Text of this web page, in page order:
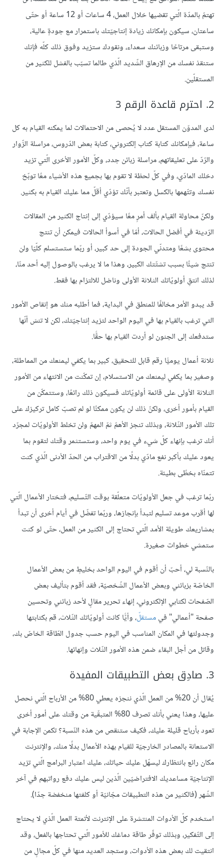
تهتمّ بالمدّة الّتي تقضيها خلال العمل، 4 ساعات أو 12 ساعة أو حتّى
ساعتان، سيكون بإمكانك زيادة إنتاجيّتك باستمرار مع جودةٍ عالية،
وستبقى مرتاحًا وزبائنك سعداء، ونقودك ستزيد وفوق ذلك كلّه فإنك
ستنقذ نفسك من الإرهاق الشّديد الّذي طالما تسبّب بالفشل للكثير من
المستقلّين.
2. احترم قاعدة الرقم 3
لدى المدوّن المستقل عدد لا يُحصى من الاحتمالات لما يمكنه القيام به كل
ساعة، فبإمكانك كتابة كتاب إلكتروني، كتابة بعض الدّروس، مراسلة الزّوار
والرّدّ على تعليقاتهم، مراسلة زبائن جدد، وكلّ الأمور الأخرى الّتي تزيد
دخلك المادّي، وفي كلّ لحظة لا تقوم بها بجميع هذه الأشياء معًا توبّخ
نفسك وتتّهمها بالكسل وتعتبر بأنّك تؤدّي أقلّ مما عليك القيام به بكثير.
ولكنّ محاولة القيام بألف أمرٍ معًا سيؤدّي إلى إنتاج الكثير من المقالات
الرّديئة في أفضل الحالات، أمّا في أسوأ الحالات فيمكن أن تنتج
محتوى بشعًا ومتدنّي الجودة إلى حد كبير، أو ربّما ستستسلم كلّيّا ولن
تنتج شيئًا بسبب تشتّتك الكبير، وهذا ما لا يرغب بالوصول إليه أحد منّا،
لذلك انتقِ أولويّاتك الثلاثة الأولى وناضل للالتزام بها فقط.
قد يبدو الأمر مخالفًا للمنطق في البداية، فما أطلبه منك هو إنقاص الأمور
التي ترغب بالقيام بها في اليوم الواحد لتزيد إنتاجيّتك، لكن لا تنسَ أنّها
ستدفعك إلى الجنون لو أردت القيام بها حقًّا.
ثلاثة أعمال يوميًّا رقم قابل للتحقيق، كبير بما يكفي ليمنعك من المماطلة،
وصغير بما يكفي ليمنعك من الاستسلام، إن تمكّنت من الانتهاء من الأمور
الثلاثة الأولى على قائمة أولويّاتك فسيكون ذلك رائعًا، وستتمكّن من
القيام بأمور أخرى، ولكنّ ذلك لن يكون ممكنًا لو لم تصبّ كامل تركيزك على
تلك الأمور الثّلاثة، وبذلك تنجز الأهمّ ثمّ المهمّ ولن تخلط الأولويّات لمجرّد
أنك ترغب بإنهاء كلّ شيء في يوم واحد، وستستثمر وقتك لتقوم بما
يعود عليك بأكبر نفع مادّي بدلًا من الاقتراب من الحدّ الأدنى الّذي كنت
تتمنّاه بخطًى بطيئة.
ربّما ترغب في جعل الأولويّات متعلّقة بوقت التّسليم، فتختار الأعمال الّتي
لها أقرب موعد تسليم لتبدأ بإنجازها، وربّما تفضّل في أيام أخرى أن تبدأ
بمشاريعك طويلة الأمد الّتي تحتاج إلى الكثير من العمل، حتّى لو كنت
ستمشي خطوات صغيرة.
بالنّسبة لي، أحبّ أن أقوم في اليوم الواحد بخليطٍ من بعض الأعمال
الخاصّة بزبائني وبعض الأعمال الشّخصيّة، فقد أقوم بتأليف بعض
الصّفحات لكتابي الإلكتروني، إنهاء تحرير مقالٍ لأحد زبائني وتحسين
صفحة "أعمالي" فيمستقلّ، وأيًّا كانت أولويّاتك الثّلاث، قم بكتابتها
وجدولتها في المكان المناسب في اليوم حسب جدول الطّاقة الخاصّ بك،
وقاتل من أجل البقاء ضمن هذه الأمور الثّلاث وإنهائها.
3. صادِق بعض التطبيقات المفيدة
يُقال أن 20% من العمل الّذي ننجزه يعطي 80% من الأرباح الّتي نحصل
عليها، وهذا يعني بأنك تصرف 80% المتبقّية من وقتك على أمور أخرى
تعود بأرباح قليلة عليك، فكيف ستنقص من هذه النّسبة؟ تكمن الإجابة في
الاستعانة بالمصادر الخارجيّة للقيام بهذه الأعمال بدلًا منك، والإنترنت
مكان رائع بانتظارك ليسهّل عليك حياتك، عليك اعتبار البرامج الّتي تزيد
الإنتاجيّة مساعديك الافتراضيّين الّذين ليس عليك دفع رواتبهم في آخر
الشّهر (فالكثير من هذه التطبيقات مجّانيّة أو كلفتها منخفضة جدّا).
استخدم كلّ الأدوات المنتشرة على الإنترنت لأتمتة العمل الّذي لا يحتاج
إلى التّفكير، وبذلك توفّر طاقة دماغك للأمور الّتي تحتاجها بالفعل، وقد
انتقيت لك بعض هذه الأدوات، وستجد العديد منها في كلّ مجالٍ من